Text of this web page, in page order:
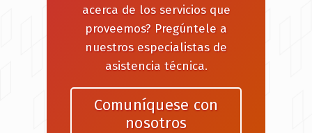
acerca de los servicios que
proveemos? Pregúntele a
nuestros especialistas de
asistencia técnica.
Comuníquese con
nosotros